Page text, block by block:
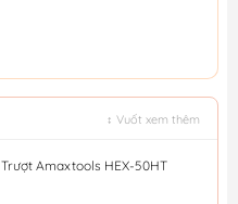
↕ Vuốt xem thêm
Amaxtools HEX-50HT